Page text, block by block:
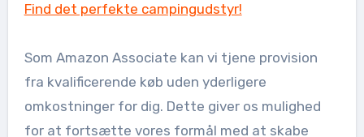
Find det perfekte campingudstyr!
Som Amazon Associate kan vi tjene provision
fra kvalificerende køb uden yderligere
omkostninger for dig. Dette giver os mulighed
for at fortsætte vores formål med at skabe